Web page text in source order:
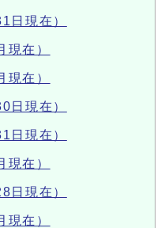
日現在）
在）
在）
日現在）
日現在）
在）
日現在）
在）